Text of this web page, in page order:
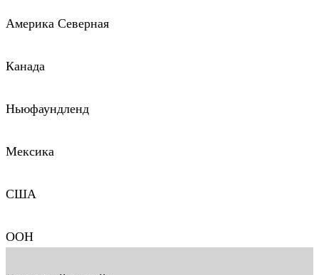
Америка Северная
Канада
Ньюфаундленд
Мексика
США
ООН